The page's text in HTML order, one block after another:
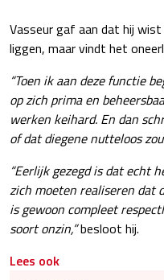
Vasseur gaf aan dat hij
liggen, maar vindt het
“Toen ik aan deze functie
op zich prima en
werken keihard. En dan
of dat diegene nutteloos
“Eerlijk gezegd is dat echt
zich moeten realiseren dat
is gewoon compleet
soort onzin,”besloot hij.
Lees ook